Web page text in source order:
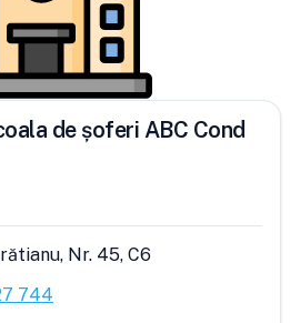
de șoferi ABC Cond
Nr. 45, C6
744